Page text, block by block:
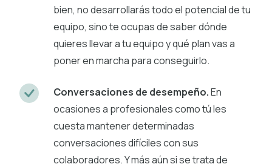
bien, no desarrollarás todo el potencial de tu
equipo, sino te ocupas de saber dónde
quieres llevar a tu equipo y qué plan vas a
poner en marcha para conseguirlo.
Conversaciones de desempeño.En
ocasiones a profesionales como tú les
cuesta mantener determinadas
conversaciones difíciles con sus
colaboradores. Y más aún si se trata de